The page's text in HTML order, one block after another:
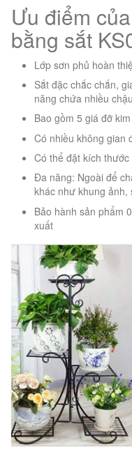
Ưu điểm
bằng sắt
Lớp sơn phủ hoàn
Sắt đặc chắc chắn,
năng chứa nhiều
Bao gồm 5 giá đỡ
Có nhiều không gian
Có thể đặt kích
Đa năng: Ngoài để
khác như khung
Bảo hành sản phẩm
xuất